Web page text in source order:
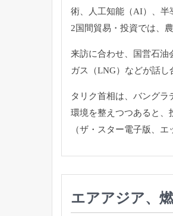
術、人工知能（AI）
、
2国間貿易・投資では、
来訪に合わせ、国営石油
ガス（LNG） などが話し
タリク首相は、バングラ
環境を整えつつあると、
（ザ・スター電子版、エ
エアアジア、